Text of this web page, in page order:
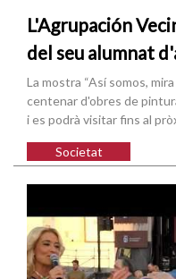
L'Agrupación
del seu alumnat
La mostra “Así somos,
centenar d'obres de
i es podrà visitar fins al
Societat